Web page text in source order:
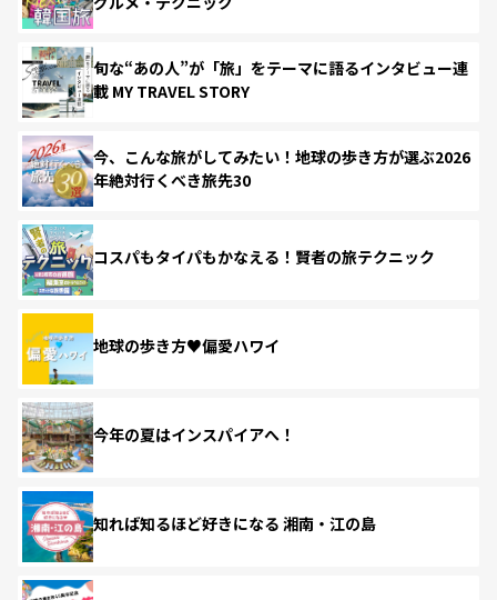
旬な“あの人”が「旅」をテーマに語るインタビュー連
載 MY TRAVEL STORY
今、こんな旅がしてみたい！地球の歩き方が選ぶ2026
年絶対行くべき旅先30
コスパもタイパもかなえる！賢者の旅テクニック
地球の歩き方♥偏愛ハワイ
今年の夏はインスパイアへ！
知れば知るほど好きになる 湘南・江の島